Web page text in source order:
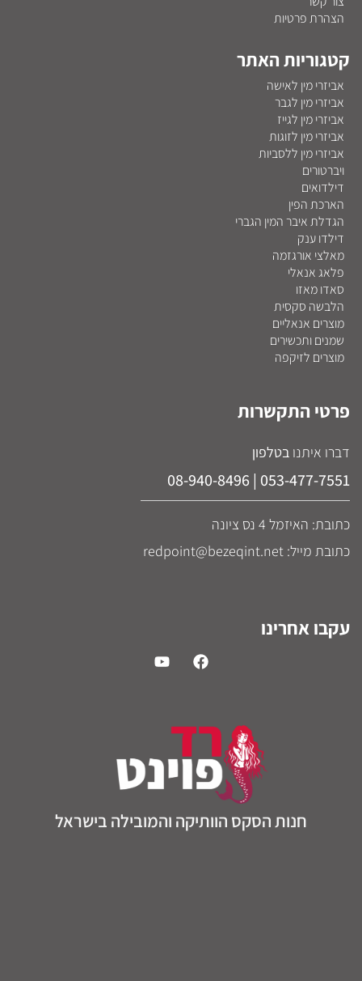
הצהרת פרטיות
קטגוריות האתר
אביזרי מין לאישה
אביזרי מין לגבר
אביזרי מין לגייז
אביזרי מין לזוגות
אביזרי מין ללסביות
ויברטורים
דילדואים
הארכת הפין
הגדלת איבר המין הגברי
דילדו ענק
מאלצי אורגזמה
פלאג אנאלי
סאדו מאזו
הלבשה סקסית
מוצרים אנאליים
שמנים ותכשירים
מוצרים לזיקפה
פרטי התקשרות
דברו איתנו בטלפון
053-477-7551 | 08-940-8496
כתובת: האיזמל 4 נס ציונה
כתובת מייל: redpoint@bezeqint.net
עקבו אחרינו
חנות הסקס הוותיקה והמובילה בישראל